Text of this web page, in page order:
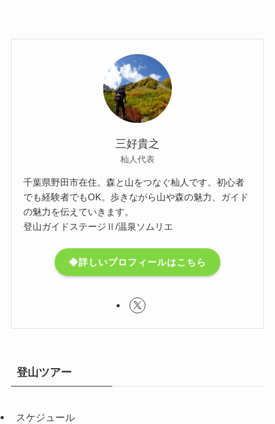
三好貴之
杣人代表
千葉県野田市在住。森と山をつなぐ杣人です。初心者
でも経験者でもOK。歩きながら山や森の魅力、ガイド
の魅力を伝えていきます。
登山ガイドステージⅡ/温泉ソムリエ
◆詳しいプロフィールはこちら
登山ツアー
スケジュール